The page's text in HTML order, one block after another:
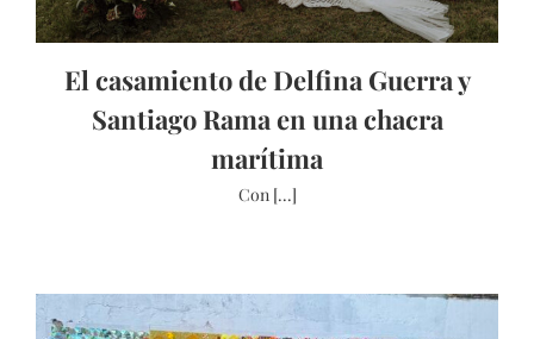
El casamiento de Delfina Guerra y
Santiago Rama en una chacra
marítima
Con [...]